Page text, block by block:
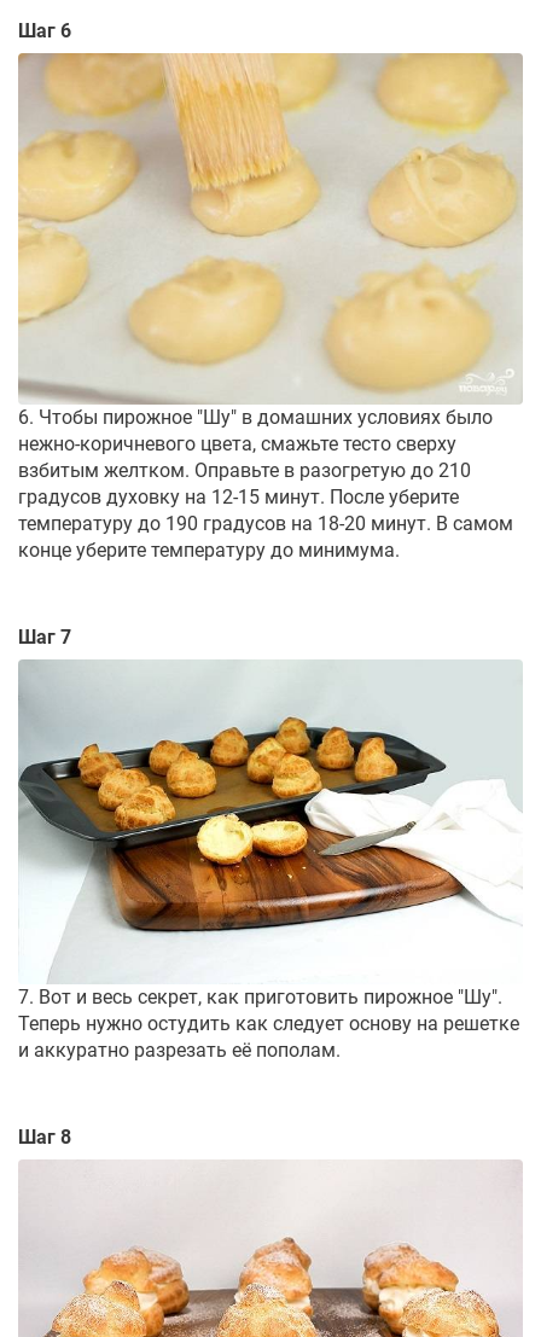
Шаг 6
6. Чтобы пирожное "Шу" в домашних условиях было
нежно-коричневого цвета, смажьте тесто сверху
взбитым желтком. Оправьте в разогретую до 210
градусов духовку на 12-15 минут. После уберите
температуру до 190 градусов на 18-20 минут. В самом
конце уберите температуру до минимума.
Шаг 7
7. Вот и весь секрет, как приготовить пирожное "Шу".
Теперь нужно остудить как следует основу на решетке
и аккуратно разрезать её пополам.
Шаг 8